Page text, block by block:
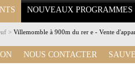
NOUVEAUX PROGRAMMES
> Villemomble à 900m du rer e - Vente
NOUS CONTACTER